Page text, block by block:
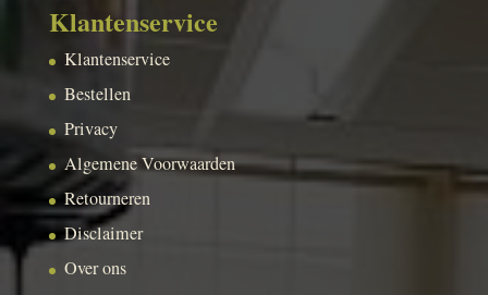
Klantenservice
Klantenservice
Bestellen
Privacy
Algemene Voorwaarden
Retourneren
Disclaimer
Over ons